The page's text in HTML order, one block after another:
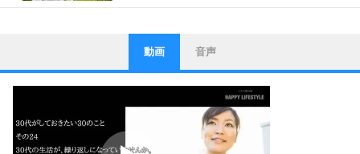
1
ストレス対策
他人と比べない。
いっそのこと、他人を見ない。
いらいらしない人になる30の方法
ポジティブになれない原因は、行動しないから。
動画 音声